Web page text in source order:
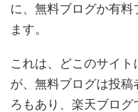
に、無料ブログか有料
ます。
これは、どこのサイ
が、無料ブログは投稿
ろもあり、楽天ブロ